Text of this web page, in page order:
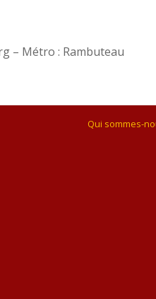
– Métro : Rambuteau
Qui sommes-